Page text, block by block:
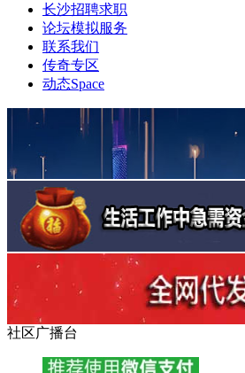
长沙招聘求职
论坛模拟服务
联系我们
传奇专区
动态Space
社区广播台